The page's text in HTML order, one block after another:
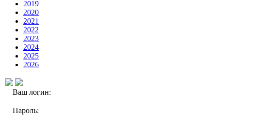
2019
2020
2021
2022
2023
2024
2025
2026
Ваш логин:
Пароль: